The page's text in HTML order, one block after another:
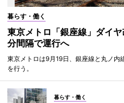
暮らす・働く
東京メトロ「銀座線」ダイ
分間隔で運行へ
東京メトロは9月19日、銀座線と丸ノ内
を行う。
暮らす・働く